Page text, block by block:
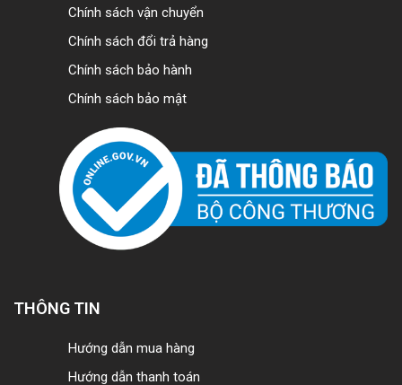
Chính sách vận chuyển
Chính sách đổi trả hàng
Chính sách bảo hành
Chính sách bảo mật
THÔNG TIN
Hướng dẫn mua hàng
Hướng dẫn thanh toán